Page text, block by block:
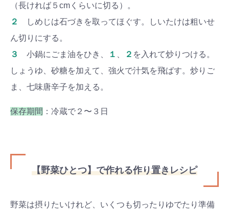
（長ければ５cmくらいに切る）。
２
しめじは石づきを取ってほぐす。しいたけは粗いせ
ん切りにする。
３
小鍋にごま油をひき、 １ ２ を入れて炒りつける。
しょうゆ、砂糖を加えて、強火で汁気を飛ばす。炒りご
ま、七味唐辛子を加える。
保存期間 ：冷蔵で２〜３日
【野菜ひとつ】で作れる作り置きレシピ
野菜は摂りたいけれど、いくつも切ったりゆでたり準備